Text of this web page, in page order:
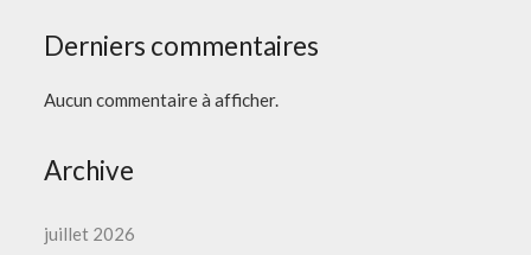
Derniers commentaires
Aucun commentaire à afficher.
Archive
juillet 2026